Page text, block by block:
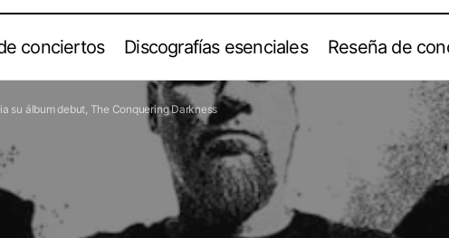
conciertos Discografías esenciales Reseña de
Malefic Throne: El supergrupo de Death Metal anuncia su álbum
Conquering Darkness
su álbum debut, The Conquering Darkness